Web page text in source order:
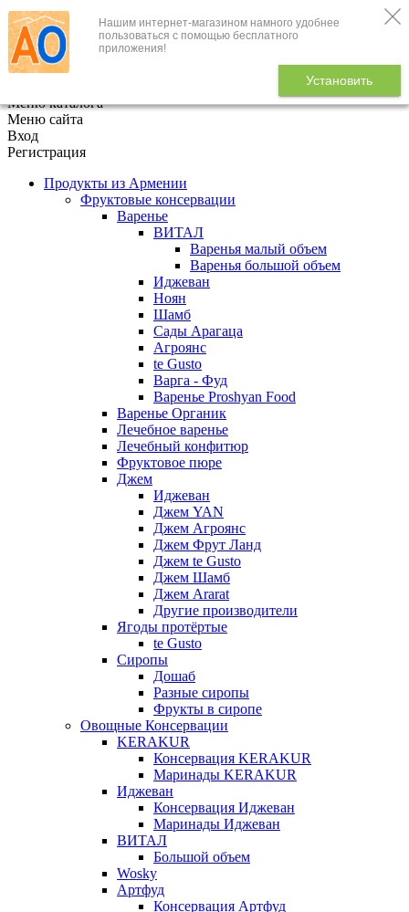
Нашим интернет-магазином намного удобнее
пользоваться с помощью бесплатного
приложения!
Установить
+7 (495) 646-888-1
В корзине
Меню каталога
Меню сайта
Вход
Регистрация
Продукты из Армении
Фруктовые консервации
Варенье
ВИТАЛ
Варенья малый объем
Варенья большой объем
Иджеван
Ноян
Шамб
Сады Арагаца
Агроянс
te Gusto
Варга - Фуд
Варенье Proshyan Food
Варенье Органик
Лечебное варенье
Лечебный конфитюр
Фруктовое пюре
Джем
Иджеван
Джем YAN
Джем Агроянс
Джем Фрут Ланд
Джем te Gusto
Джем Шамб
Джем Ararat
Другие производители
Ягоды протёртые
te Gusto
Сиропы
Дошаб
Разные сиропы
Фрукты в сиропе
Овощные Консервации
KERAKUR
Консервация KERAKUR
Маринады KERAKUR
Иджеван
Консервация Иджеван
Маринады Иджеван
ВИТАЛ
Большой объем
Wosky
Артфуд
Консервация Артфуд